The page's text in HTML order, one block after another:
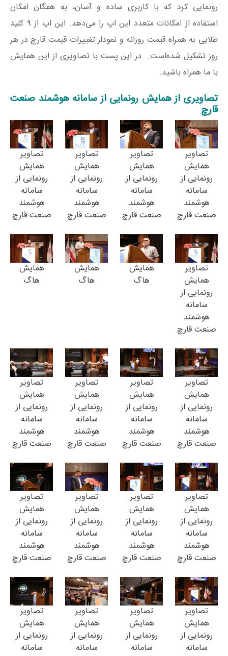
رونمایی کرد که با کاربری ساده و آسان، به همگان امکان
استفاده از امکانات متعدد این اپ را می‌دهد. این اپ از ۹ کلید
طلایی به همراه قیمت روزانه و نمودار تغییرات قیمت قارچ در هر
روز تشکیل شده‌است. در این پست با تصاویری از این همایش
با ما همراه باشید.
تصاویری از همایش رونمایی از سامانه هوشمند صنعت
قارچ
تصاویر
همایش
رونمایی از
سامانه
هوشمند
صنعت قارچ
تصاویر
همایش
رونمایی از
سامانه
هوشمند
صنعت قارچ
تصاویر
همایش
رونمایی از
سامانه
هوشمند
صنعت قارچ
تصاویر
همایش
رونمایی از
سامانه
هوشمند
صنعت قارچ
تصاویر
همایش
رونمایی از
سامانه
هوشمند
صنعت قارچ
همایش
هاگ
همایش
هاگ
همایش
هاگ
تصاویر
همایش
رونمایی از
سامانه
هوشمند
صنعت قارچ
تصاویر
همایش
رونمایی از
سامانه
هوشمند
صنعت قارچ
تصاویر
همایش
رونمایی از
سامانه
هوشمند
صنعت قارچ
تصاویر
همایش
رونمایی از
سامانه
هوشمند
صنعت قارچ
تصاویر
همایش
رونمایی از
سامانه
هوشمند
صنعت قارچ
تصاویر
همایش
رونمایی از
سامانه
هوشمند
صنعت قارچ
تصاویر
همایش
رونمایی از
سامانه
هوشمند
صنعت قارچ
تصاویر
همایش
رونمایی از
سامانه
هوشمند
صنعت قارچ
تصاویر
همایش
رونمایی از
سامانه
تصاویر
همایش
رونمایی از
سامانه
تصاویر
همایش
رونمایی از
سامانه
تصاویر
همایش
رونمایی از
سامانه